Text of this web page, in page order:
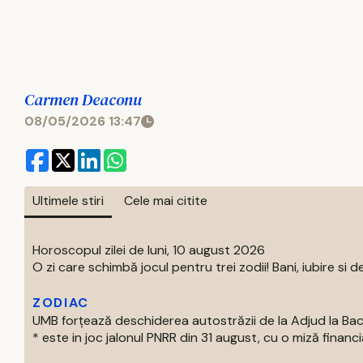
Carmen Deaconu
08/05/2026 13:47
Ultimele stiri Cele mai citite
Horoscopul zilei de luni, 10 august 2026
O zi care schimbă jocul pentru trei zodii! Bani, iubire si
ZODIAC
UMB forțează deschiderea autostrăzii de la Adjud la
* este in joc jalonul PNRR din 31 august, cu o miză